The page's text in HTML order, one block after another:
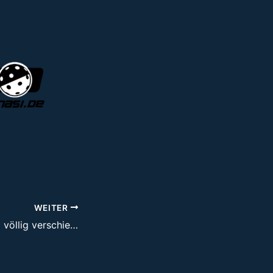
WEITER
FBL-Herren: „Zwei völlig verschiedene Spiele“